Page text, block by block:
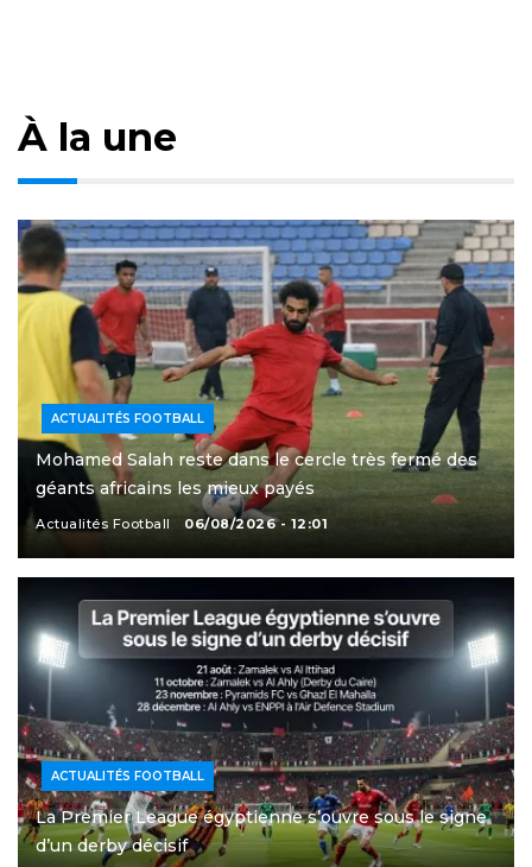
À la une
ACTUALITÉS FOOTBALL
Mohamed Salah reste dans le cercle très fermé des
géants africains les mieux payés
Actualités Football 06/08/2026 - 12:01
ACTUALITÉS FOOTBALL
La Premier League égyptienne s’ouvre sous le signe
d’un derby décisif